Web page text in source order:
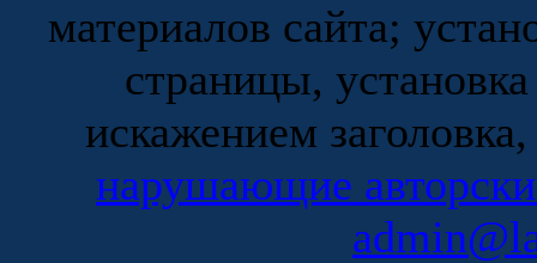
материалов сайта;
страницы,
искажением
нарушающие